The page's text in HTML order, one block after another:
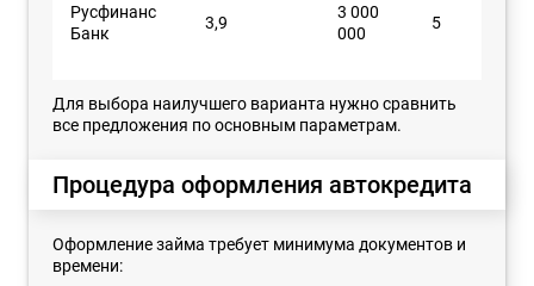
Русфинанс
Банк
3,9
3 000
000
5
Для выбора наилучшего варианта нужно сравнить
все предложения по основным параметрам.
Процедура оформления автокредита
Оформление займа требует минимума документов и
времени: